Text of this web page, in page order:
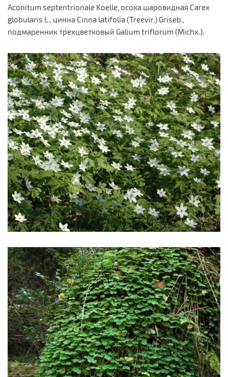
Aconitum septentrionale Koelle, осока шаровидная Carex
globularis L., цинна Cinna latifolia (Treevir.) Griseb.,
подмаренник трехцветковый Galium triflorum (Michx.).